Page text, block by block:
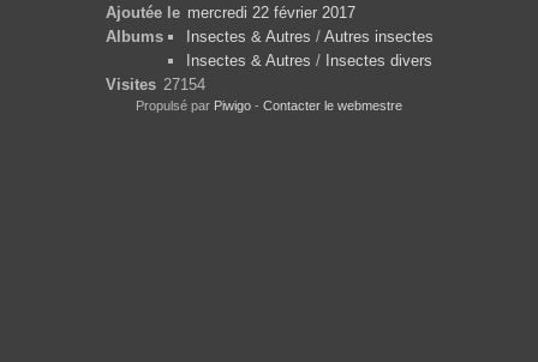
Ajoutée le mercredi 22 février 2017
Albums
Insectes & Autres / Autres insectes
Insectes & Autres / Insectes divers
Visites 27154
Propulsé par Piwigo - Contacter le webmestre